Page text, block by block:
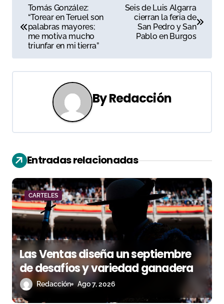
a
e
c
i
ó
n
d
e
e
n
t
Tomás González:
“Torear en Teruel son
palabras mayores;
me motiva mucho
triunfar en mi tierra”
Seis de Luis Algarra
cierran la feria de
San Pedro y San
Pablo en Burgos
ByRedacción
Entradas relacionadas
CARTELES
Las Ventas diseña un septiembre
de desafíos y variedad ganadera
Redacción Ago 7, 2026